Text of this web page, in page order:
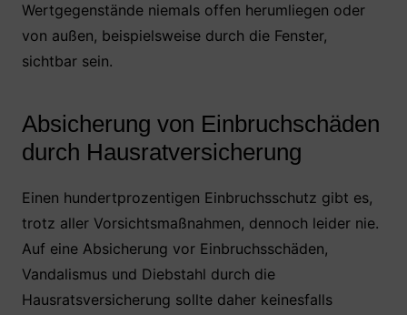
Wertgegenstände niemals offen herumliegen oder
von außen, beispielsweise durch die Fenster,
sichtbar sein.
Absicherung von Einbruchschäden
durch Hausratversicherung
Einen hundertprozentigen Einbruchsschutz gibt es,
trotz aller Vorsichtsmaßnahmen, dennoch leider nie.
Auf eine Absicherung vor Einbruchsschäden,
Vandalismus und Diebstahl durch die
Hausratsversicherung sollte daher keinesfalls